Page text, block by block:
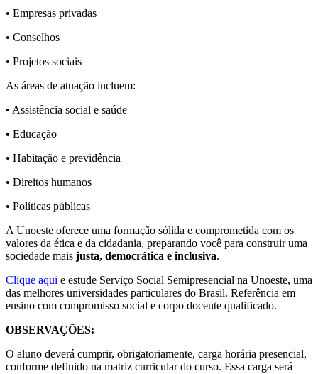
• Empresas privadas
• Conselhos
• Projetos sociais
As áreas de atuação incluem:
• Assistência social e saúde
• Educação
• Habitação e previdência
• Direitos humanos
• Políticas públicas
A Unoeste oferece uma formação sólida e comprometida com os
valores da ética e da cidadania, preparando você para construir uma
sociedade mais justa, democrática e inclusiva.
Clique aqui e estude Serviço Social Semipresencial na Unoeste, uma
das melhores universidades particulares do Brasil. Referência em
ensino com compromisso social e corpo docente qualificado.
OBSERVAÇÕES:
O aluno deverá cumprir, obrigatoriamente, carga horária presencial,
conforme definido na matriz curricular do curso. Essa carga será